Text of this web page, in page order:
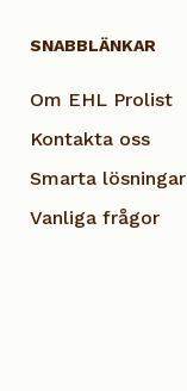
SNABBLÄNKAR
Om EHL Prolist
Kontakta oss
Smarta lösningar
Vanliga frågor